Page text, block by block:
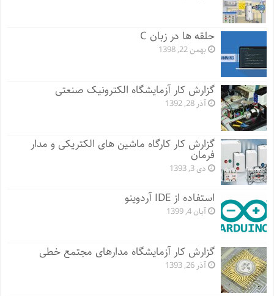
حلقه ها در زبان C
بهمن 22, 1398
گزارش کار آزمایشگاه الکترونیک صنعتی
آذر 28, 1392
گزارش کار کارگاه ماشین های الکتریکی و مدار
فرمان
دی 3, 1393
استفاده از IDE آردوینو
آبان 4, 1399
گزارش کار آزمایشگاه مدارهای مجتمع خطی
آذر 26, 1393